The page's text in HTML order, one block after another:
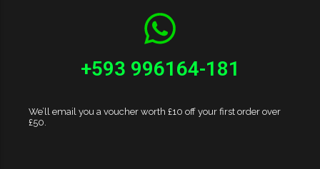
+593 996164-181
We’ll email you a voucher worth £10 off your first order over
£50.